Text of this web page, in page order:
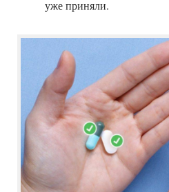
уже приняли.